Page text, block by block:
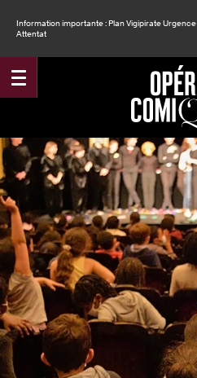
Information importante : Plan Vigipirate Urgence
Attentat
Accueil